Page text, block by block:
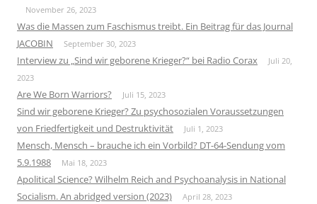
November 26, 2023
Was die Massen zum Faschismus treibt. Ein Beitrag für das Journal
JACOBIN
September 30, 2023
Interview zu „Sind wir geborene Krieger?“ bei Radio Corax
Juli 20,
2023
Are We Born Warriors? Juli 15, 2023
Sind wir geborene Krieger? Zu psychosozialen Voraussetzungen
von Friedfertigkeit und Destruktivität
Juli 1, 2023
Mensch, Mensch – brauche ich ein Vorbild? DT-64-Sendung vom
5.9.1988
Mai 18, 2023
Apolitical Science? Wilhelm Reich and Psychoanalysis in National
Socialism. An abridged version (2023)
April 28, 2023